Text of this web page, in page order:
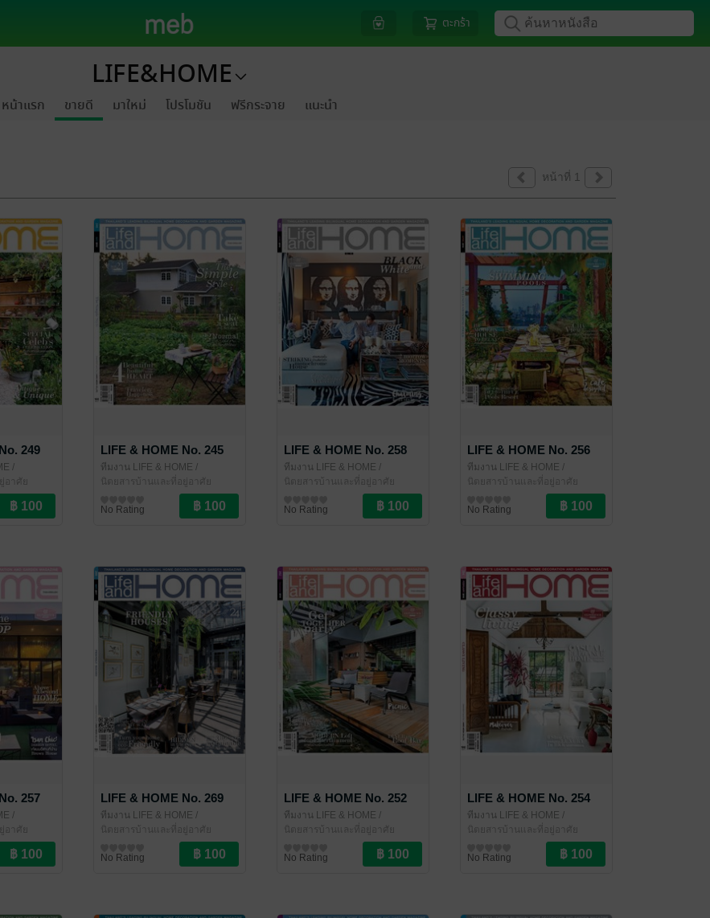
ตะกร้า
LIFE&HOME
หน้าแรก ขายดี มาใหม่ โปรโมชัน ฟรีกระจาย แนะนำ
หน้าที่ 1
249
/
อาศัย
LIFE & HOME No. 245
ทีมงาน LIFE & HOME /
LIFE&HOME
นิตยสารบ้านและที่อยู่อาศัย
No Rating
LIFE & HOME No. 258
ทีมงาน LIFE & HOME /
LIFE&HOME
นิตยสารบ้านและที่อยู่อาศัย
No Rating
LIFE & HOME No. 256
ทีมงาน LIFE & HOME /
LIFE&HOME
นิตยสารบ้านและที่อยู่อาศัย
No Rating
257
/
อาศัย
LIFE & HOME No. 269
ทีมงาน LIFE & HOME /
LIFE&HOME
นิตยสารบ้านและที่อยู่อาศัย
No Rating
LIFE & HOME No. 252
ทีมงาน LIFE & HOME /
LIFE&HOME
นิตยสารบ้านและที่อยู่อาศัย
No Rating
LIFE & HOME No. 254
ทีมงาน LIFE & HOME /
LIFE&HOME
นิตยสารบ้านและที่อยู่อาศัย
No Rating